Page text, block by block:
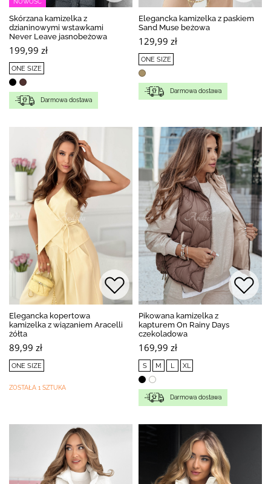
NOWOŚĆ
Skórzana kamizelka z
dzianinowymi wstawkami
Never Leave jasnobeżowa
199,99 zł
ONE SIZE
Darmowa dostawa
Elegancka kamizelka z paskiem
Sand Muse beżowa
129,99 zł
ONE SIZE
Darmowa dostawa
Elegancka kopertowa
kamizelka z wiązaniem Aracelli
żółta
89,99 zł
ONE SIZE
ZOSTAŁA 1 SZTUKA
Pikowana kamizelka z
kapturem On Rainy Days
czekoladowa
169,99 zł
S M L XL
Darmowa dostawa